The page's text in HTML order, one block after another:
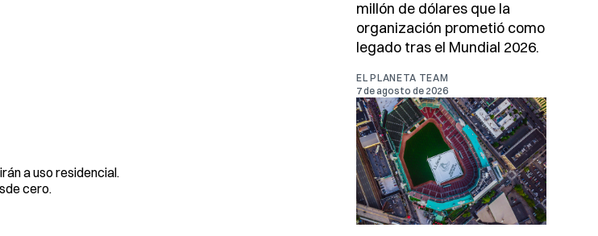
a uso residencial.
cero.
millón de dólares que la
organización prometió como
legado tras el Mundial 2026.
EL PLANETA TEAM
7 de agosto de 2026